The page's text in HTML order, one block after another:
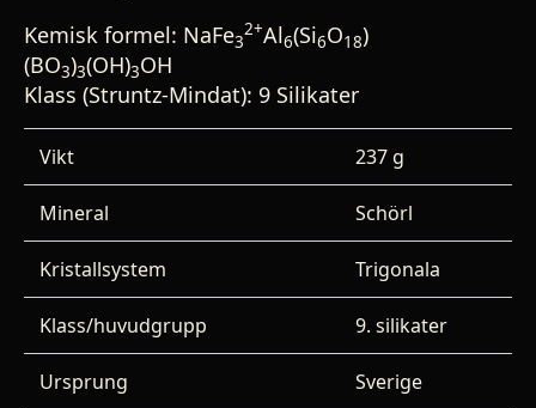
Kemisk formel: NaFe3
2+Al6(Si6O18)
(BO3)3(OH)3OH
Klass (Struntz-Mindat): 9 Silikater
Vikt 237 g
Mineral Schörl
Kristallsystem Trigonala
Klass/huvudgrupp 9. silikater
Ursprung Sverige